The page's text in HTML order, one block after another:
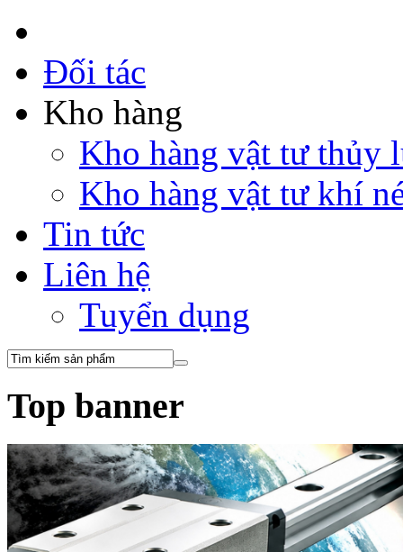
Đối tác
Kho hàng
Kho hàng vật tư thủy
Kho hàng vật tư khí
Tin tức
Liên hệ
Tuyển dụng
Top banner